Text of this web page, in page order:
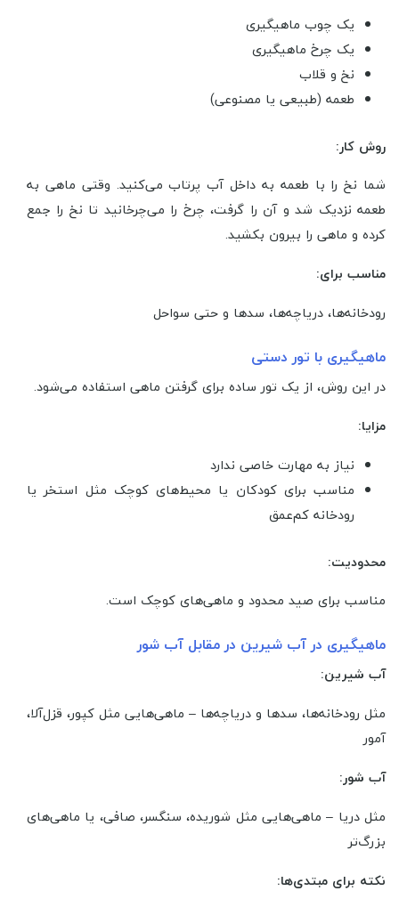
یک چوب ماهیگیری
یک چرخ ماهیگیری
نخ و قلاب
طعمه (طبیعی یا مصنوعی)
روش کار:
شما نخ را با طعمه به داخل آب پرتاب می‌کنید. وقتی ماهی به
طعمه نزدیک شد و آن را گرفت، چرخ را می‌چرخانید تا نخ را جمع
کرده و ماهی را بیرون بکشید.
مناسب برای:
رودخانه‌ها، دریاچه‌ها، سدها و حتی سواحل
ماهیگیری با تور دستی
در این روش، از یک تور ساده برای گرفتن ماهی استفاده می‌شود.
مزایا:
نیاز به مهارت خاصی ندارد
مناسب برای کودکان یا محیط‌های کوچک مثل استخر یا
رودخانه کم‌عمق
محدودیت:
مناسب برای صید محدود و ماهی‌های کوچک است.
ماهیگیری در آب شیرین در مقابل آب شور
آب شیرین:
مثل رودخانه‌ها، سدها و دریاچه‌ها – ماهی‌هایی مثل کپور، قزل‌آلا،
آمور
آب شور:
مثل دریا – ماهی‌هایی مثل شوریده، سنگسر، صافی، یا ماهی‌های
بزرگ‌تر
نکته برای مبتدی‌ها: